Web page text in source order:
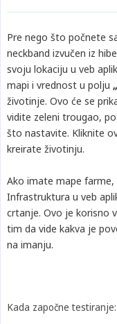
Pre nego što počnete
neckband izvučen iz
svoju lokaciju u veb
mapi i vrednost u polju
životinje. Ovo će se
vidite zeleni trougao,
što nastavite. Kliknite
kreirate životinju.
Ako imate mape
Infrastruktura u veb
crtanje. Ovo je korisno
tim da vide kakva je
na imanju.
Kada započne testiranje: